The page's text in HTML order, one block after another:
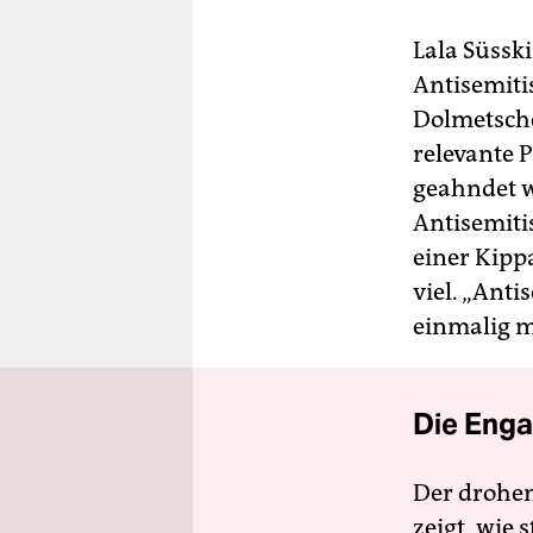
Lala
relevante
geahndet
einer
viel.
einmalig
Die
Der
zeigt, wie